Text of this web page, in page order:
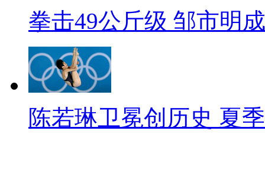
拳击49公斤级 邹市明
陈若琳卫冕创历史 夏